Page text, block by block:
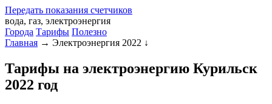
Передать показания счетчиков
вода, газ, электроэнергия
Города Тарифы Полезно
Главная → Электроэнергия 2022 ↓
Тарифы на электроэнергию Курильск
2022 год